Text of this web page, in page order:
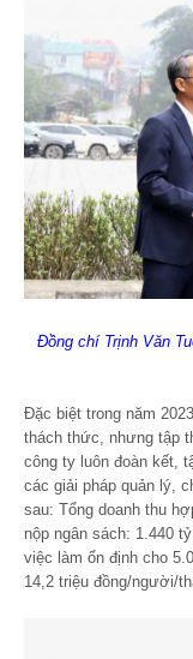
Đồng chí Trịnh Văn
Đặc biệt trong năm
thách thức, nhưng tập
công ty luôn đoàn kết,
các giải pháp quản lý,
sau: Tổng doanh thu
nộp ngân sách: 1.440
việc làm ổn định cho
14,2 triệu đồng/người/